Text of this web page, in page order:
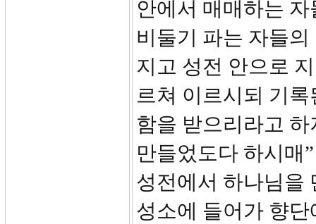
안에서 매매하는
비둘기 파는 자들
지고 성전 안으로
르쳐 이르시되 기
함을 받으리라고
만들었도다 하시매
성전에서 하나님을
성소에 들어가 향